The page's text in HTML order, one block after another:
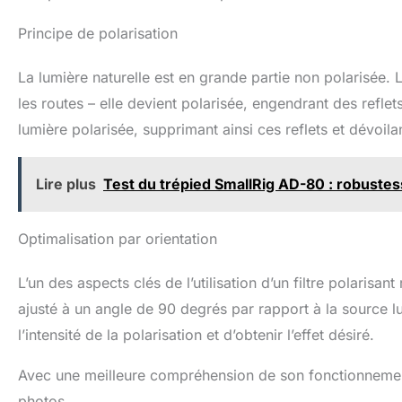
drastiquement le travail
de post-production. Idéal
pour la photographie de
portrait, la création de
vidéos et tout autre usage
résultats nets rapidement.
pour régler la valeur de
pour ajuster le CPL. La
est en aluminium
aéronautique, fabriquée
mettre ou retirer le filtrer
eaux,
filtre
Principe de polarisation
La lumière naturelle est en grande partie non polarisée.
les routes – elle devient polarisée, engendrant des
lumière polarisée, supprimant ainsi ces reflets et
Lire plus Test du trépied SmallRig AD-80 :
Optimalisation par orientation
L’un des aspects clés de l’utilisation d’un filtre
ajusté à un angle de 90 degrés par rapport à la source
l’intensité de la polarisation et d’obtenir l’effet désiré.
Avec une meilleure compréhension de son